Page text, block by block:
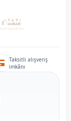
Taksitli alışveriş
imkânı